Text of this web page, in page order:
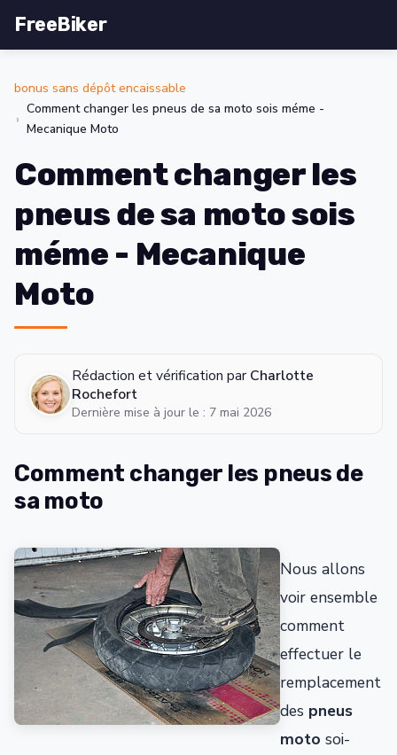
FreeBiker
bonus sans dépôt encaissable
Comment changer les pneus de sa moto sois méme -
Mecanique Moto
Comment changer les
pneus de sa moto sois
méme - Mecanique
Moto
Rédaction et vérification par Charlotte
Rochefort
Dernière mise à jour le : 7 mai 2026
Comment changer les pneus de
sa moto
Nous allons
voir ensemble
comment
effectuer le
remplacement
des pneus
moto soi-